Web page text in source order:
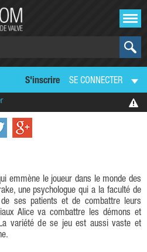
S'inscrire SE CONNECTER
une psychologue qui a la faculté de
ses patients et de combattre leurs
Alice va combattre les démons et
variété de se jeu est aussi vaste et